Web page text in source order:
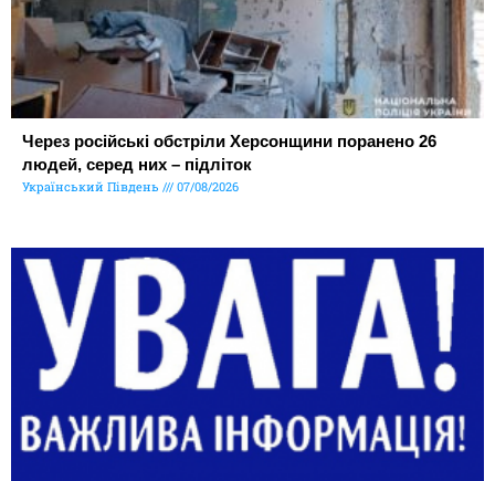
Через російські обстріли Херсонщини поранено 26
людей, серед них – підліток
Український Південь 07/08/2026